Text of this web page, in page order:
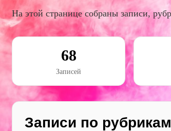
На этой странице собраны записи,
68
Записей
Записи по рубрикам